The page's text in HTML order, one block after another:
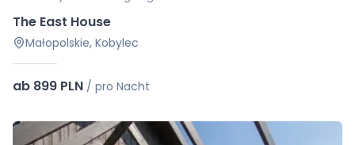
The East House
Małopolskie, Kobylec
ab 899 PLN / pro Nacht